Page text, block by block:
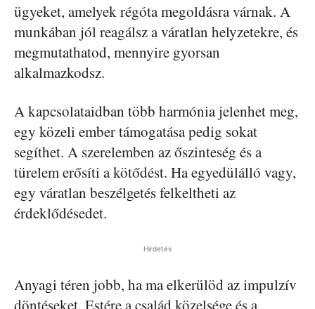
ügyeket, amelyek régóta megoldásra várnak. A
munkában jól reagálsz a váratlan helyzetekre, és
megmutathatod, mennyire gyorsan
alkalmazkodsz.
A kapcsolataidban több harmónia jelenhet meg,
egy közeli ember támogatása pedig sokat
segíthet. A szerelemben az őszinteség és a
türelem erősíti a kötődést. Ha egyedülálló vagy,
egy váratlan beszélgetés felkeltheti az
érdeklődésedet.
Hirdetés
Anyagi téren jobb, ha ma elkerülöd az impulzív
döntéseket. Estére a család közelsége és a